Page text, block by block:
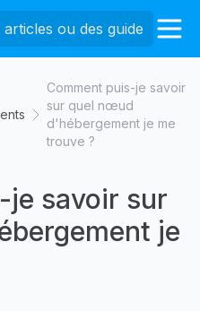
Comment puis-je savoir
sur quel nœud
d'hébergement je me
trouve ?
je savoir sur
je